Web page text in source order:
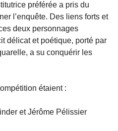
préférée a pris du
l’enquête. Des liens forts et
deux personnages
délicat et poétique, porté par
a su conquérir les
étaient :
et Jérôme Pélissier